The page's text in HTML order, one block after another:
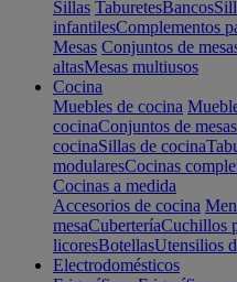
Sillas TaburetesBancos
infantilesComplementos
Mesas Conjuntos de
altasMesas multiusos
Cocina
Muebles de cocina
cocinaConjuntos de
cocinaSillas de cocina
modularesCocinas
Cocinas a medida
Accesorios de cocina
mesaCuberteríaCuchillos
licoresBotellasUtensilios
Electrodomésticos